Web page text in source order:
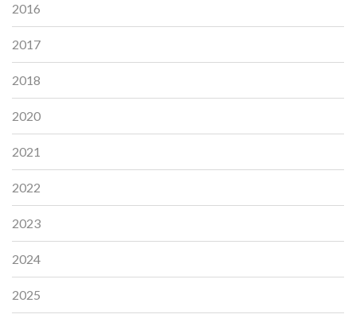
2016
2017
2018
2020
2021
2022
2023
2024
2025